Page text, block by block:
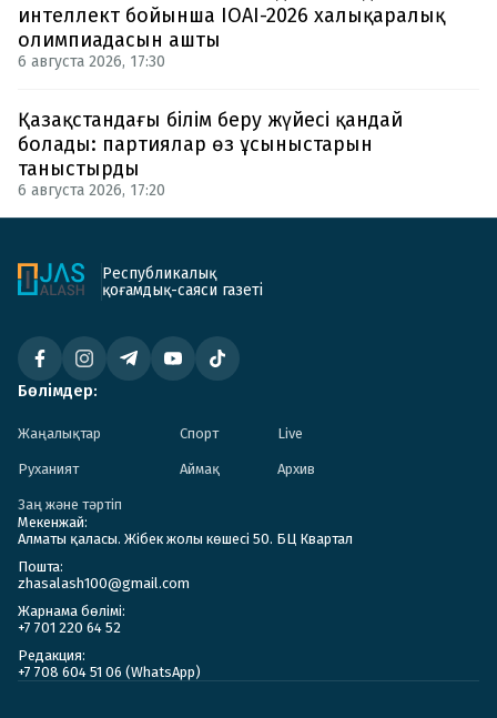
интеллект бойынша IOAI-2026 халықаралық
олимпиадасын ашты
6 августа 2026, 17:30
Қазақстандағы білім беру жүйесі қандай
болады: партиялар өз ұсыныстарын
таныстырды
6 августа 2026, 17:20
Республикалық
қоғамдық-саяси газеті
Бөлімдер:
Жаңалықтар Спорт Live
Руханият Аймақ Архив
Заң және тәртіп
Мекенжай:
Алматы қаласы. Жібек жолы көшесі 50. БЦ Квартал
Пошта:
zhasalash100@gmail.com
Жарнама бөлімі:
+7 701 220 64 52
Редакция:
+7 708 604 51 06 (WhatsApp)